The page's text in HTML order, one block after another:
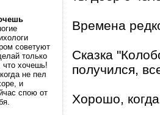
советуют
только
что хочешь!
не пел
и
спою от
Времена
Сказка
получился,
Хорошо,